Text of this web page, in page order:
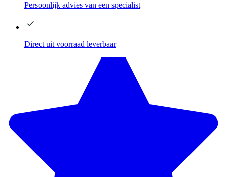
Persoonlijk advies van een specialist
Direct uit voorraad leverbaar